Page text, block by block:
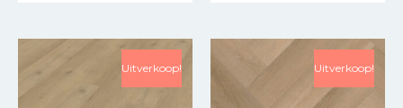
Uitverkoop! Uitverkoop!